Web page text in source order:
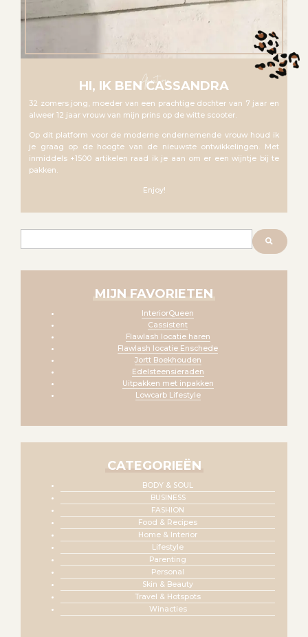
About me
HI, IK BEN CASSANDRA
32 zomers jong, moeder van een prachtige dochter van 7 jaar en
alweer 12 jaar vrouw van mijn prins op de witte scooter.
Op dit platform voor de moderne ondernemende vrouw houd ik
je graag op de hoogte van de nieuwste ontwikkelingen. Met
inmiddels +1500 artikelen raad ik je aan om er een wijntje bij te
pakken.
Enjoy!
MIJN FAVORIETEN
InteriorQueen
Cassistent
Flawlash locatie haren
Flawlash locatie Enschede
Jortt Boekhouden
Edelsteensieraden
Uitpakken met inpakken
Lowcarb Lifestyle
CATEGORIEËN
BODY & SOUL
BUSINESS
FASHION
Food & Recipes
Home & Interior
Lifestyle
Parenting
Personal
Skin & Beauty
Travel & Hotspots
Winacties